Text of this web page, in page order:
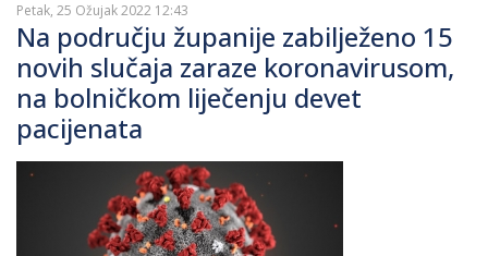
Petak, 25 Ožujak 2022 12:43
Na području županije zabilježeno 15
novih slučaja zaraze koronavirusom,
na bolničkom liječenju devet
pacijenata